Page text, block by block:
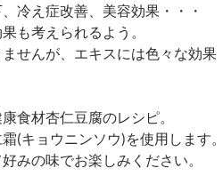
冷え症改善、美容効果・・・
も考えられるよう。
せんが、エキスには色々な効果
食材杏仁豆腐のレシピ。
(キョウニンソウ)を使用します。
みの味でお楽しみください。